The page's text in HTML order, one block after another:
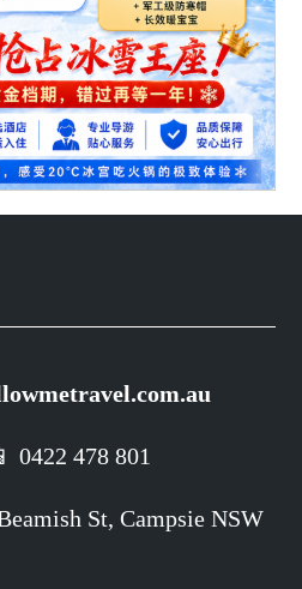
0422 478 801
St,Campsie NSW